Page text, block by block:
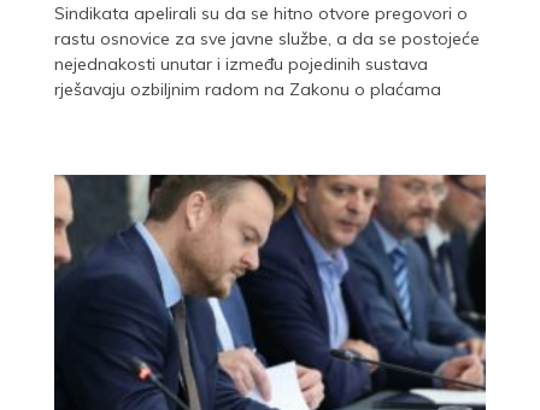
Sindikata apelirali su da se hitno otvore pregovori o
rastu osnovice za sve javne službe, a da se postojeće
nejednakosti unutar i između pojedinih sustava
rješavaju ozbiljnim radom na Zakonu o plaćama